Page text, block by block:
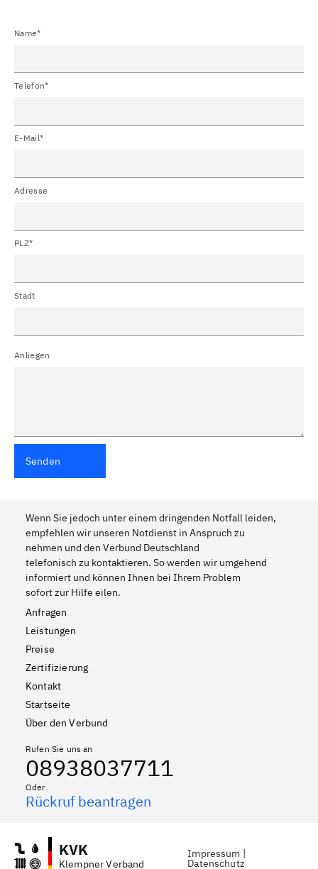
Name*
Telefon*
E-Mail*
Adresse
PLZ*
Stadt
Anliegen
Senden
Wenn Sie jedoch unter einem dringenden Notfall leiden,
empfehlen wir unseren Notdienst in Anspruch zu
nehmen und den Verbund Deutschland
telefonisch zu kontaktieren. So werden wir umgehend
informiert und können Ihnen bei Ihrem Problem
sofort zur Hilfe eilen.
Anfragen
Leistungen
Preise
Zertifizierung
Kontakt
Startseite
Über den Verbund
Rufen Sie uns an
08938037711
Oder
Rückruf beantragen
KVK
Klempner Verband
Impressum |
Datenschutz